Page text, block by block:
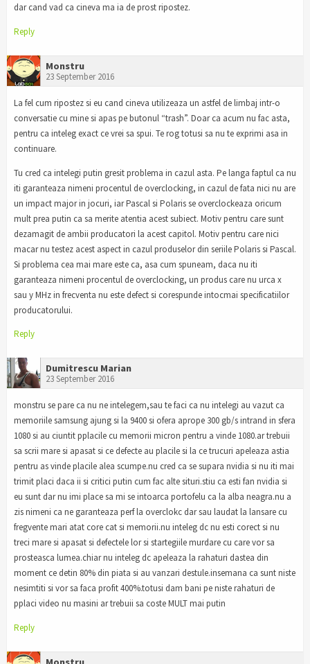
dar cand vad ca cineva ma ia de prost ripostez.
Reply
Monstru
23 September 2016
La fel cum ripostez si eu cand cineva utilizeaza un astfel de limbaj intr-o
conversatie cu mine si apas pe butonul “trash”. Doar ca acum nu fac asta,
pentru ca inteleg exact ce vrei sa spui. Te rog totusi sa nu te exprimi asa in
continuare.
Tu cred ca intelegi putin gresit problema in cazul asta. Pe langa faptul ca nu
iti garanteaza nimeni procentul de overclocking, in cazul de fata nici nu are
un impact major in jocuri, iar Pascal si Polaris se overclockeaza oricum
mult prea putin ca sa merite atentia acest subiect. Motiv pentru care sunt
dezamagit de ambii producatori la acest capitol. Motiv pentru care nici
macar nu testez acest aspect in cazul produselor din seriile Polaris si Pascal.
Si problema cea mai mare este ca, asa cum spuneam, daca nu iti
garanteaza nimeni procentul de overclocking, un produs care nu urca x
sau y MHz in frecventa nu este defect si corespunde intocmai specificatiilor
producatorului.
Reply
Dumitrescu Marian
23 September 2016
monstru se pare ca nu ne intelegem,sau te faci ca nu intelegi au vazut ca
memoriile samsung ajung si la 9400 si ofera aprope 300 gb/s intrand in sfera
1080 si au ciuntit pplacile cu memorii micron pentru a vinde 1080.ar trebuii
sa scrii mare si apasat si ce defecte au placile si la ce trucuri apeleaza astia
pentru as vinde placile alea scumpe.nu cred ca se supara nvidia si nu iti mai
trimit placi daca ii si critici putin cum fac alte situri.stiu ca esti fan nvidia si
eu sunt dar nu imi place sa mi se intoarca portofelu ca la alba neagra.nu a
zis nimeni ca ne garanteaza perf la overclokc dar sau laudat la lansare cu
fregvente mari atat core cat si memorii.nu inteleg dc nu esti corect si nu
treci mare si apasat si defectele lor si startegiile murdare cu care vor sa
prosteasca lumea.chiar nu inteleg dc apeleaza la rahaturi dastea din
moment ce detin 80% din piata si au vanzari destule.insemana ca sunt niste
nesimtiti si vor sa faca profit 400%.totusi dam bani pe niste rahaturi de
pplaci video nu masini ar trebuii sa coste MULT mai putin
Reply